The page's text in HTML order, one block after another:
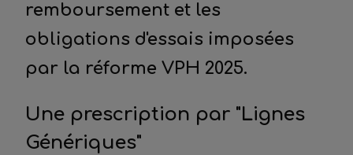
remboursement et les
obligations d'essais imposées
par la réforme VPH 2025.
Une prescription par "Lignes
Génériques"